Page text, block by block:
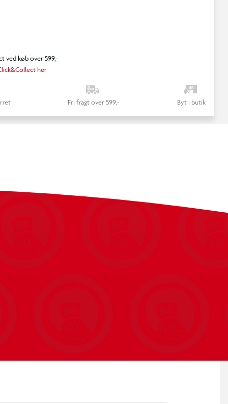
ved køb over 599,-
her
Fri fragt over 599,- Byt i butik